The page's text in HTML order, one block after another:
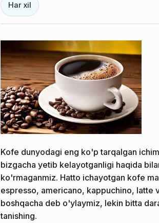
Har xil
Kofe dunyodagi eng ko'p tarqalgan
bizgacha yetib kelayotganligi haqida
ko'rmaganmiz. Hatto ichayotgan kofe
espresso, americano, kappuchino, latte
boshqacha deb o'ylaymiz, lekin bitta
tanishing.